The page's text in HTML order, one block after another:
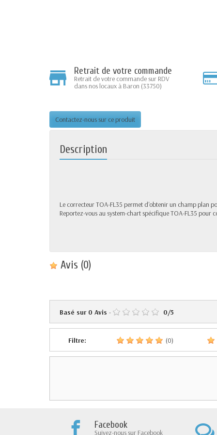
Retrait de votre commande
Retrait de votre commande sur RDV
dans nos locaux à Baron (33750)
Contactez-nous sur ce produit
Description
Le correcteur TOA-FL35 permet d'obtenir un champ plan
Reportez-vous au system-chart spécifique TOA-FL35
Avis (0)
Basé sur 0 Avis - 0/5
Filtre: (0)
Facebook
Suivez-nous sur Facebook